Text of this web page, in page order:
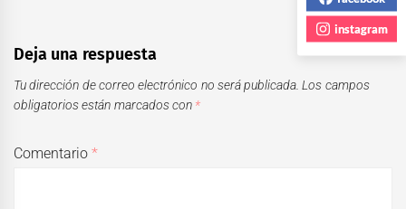
Deja una respuesta
Tu dirección de correo electrónico no será publicada. Los campos
obligatorios están marcados con *
Comentario*
instagram